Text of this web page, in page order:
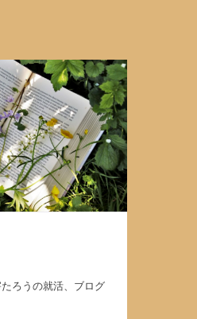
ろうの就活、ブログ